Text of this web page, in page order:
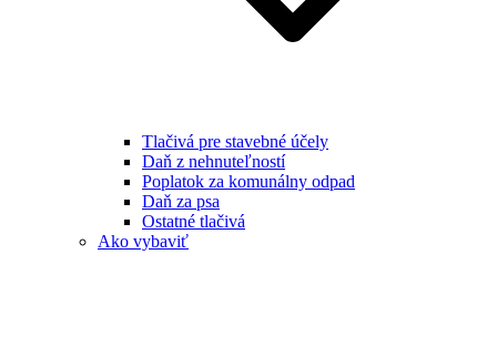
Tlačivá pre stavebné účely
Daň z nehnuteľností
Poplatok za komunálny odpad
Daň za psa
Ostatné tlačivá
Ako vybaviť